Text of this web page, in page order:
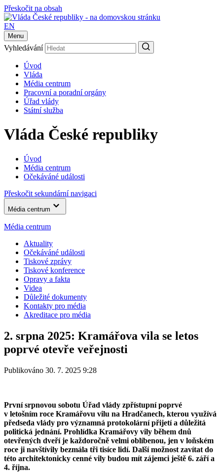
Přeskočit na obsah
EN
Menu
Vyhledávání
Úvod
Vláda
Média centrum
Pracovní a poradní orgány
Úřad vlády
Státní služba
Vláda České republiky
Úvod
Média centrum
Očekáváné události
Přeskočit sekundární navigaci
Média centrum
Média centrum
Aktuality
Očekáváné události
Tiskové zprávy
Tiskové konference
Opravy a fakta
Videa
Důležité dokumenty
Kontakty pro média
Akreditace pro média
2. srpna 2025: Kramářova vila se letos
poprvé otevře veřejnosti
Publikováno 30. 7. 2025 9:28
První srpnovou sobotu Úřad vlády zpřístupní poprvé
v letošním roce Kramářovu vilu na Hradčanech, kterou využívá
předseda vlády pro významná protokolární přijetí a důležitá
politická jednání. Prohlídka Kramářovy vily během dnů
otevřených dveří je každoročně velmi oblíbenou, jen v loňském
roce ji navštívily bezmála tři tisíce lidí. Další možnost zavítat do
této architektonicky cenné vily budou mít zájemci ještě 6. září a
4. října.